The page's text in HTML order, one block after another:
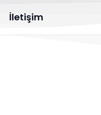
İletişim